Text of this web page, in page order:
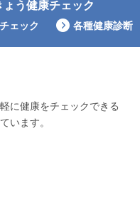
う健康チェック
ェック 各種健康診断
に健康をチェックできる
います。